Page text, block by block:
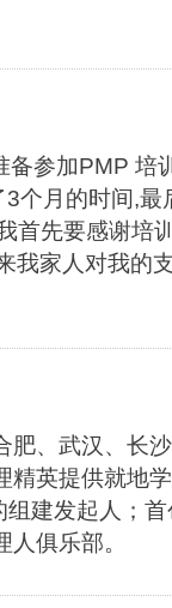
备参加PMP 培
个月的时间,最
首先要感谢培
我家人对我的
肥、武汉、
精英提供就地
建发起人；
俱乐部。